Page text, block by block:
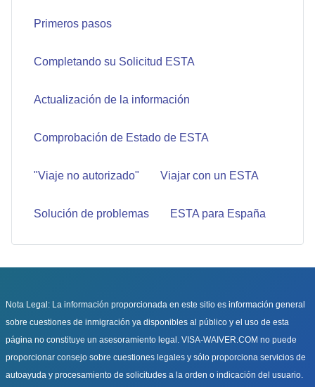
Primeros pasos
Completando su Solicitud ESTA
Actualización de la información
Comprobación de Estado de ESTA
"Viaje no autorizado" Viajar con un ESTA
Solución de problemas ESTA para España
Nota Legal: La información proporcionada en este sitio es información general
sobre cuestiones de inmigración ya disponibles al público y el uso de esta
página no constituye un asesoramiento legal. VISA-WAIVER.COM no puede
proporcionar consejo sobre cuestiones legales y sólo proporciona servicios de
autoayuda y procesamiento de solicitudes a la orden o indicación del usuario.